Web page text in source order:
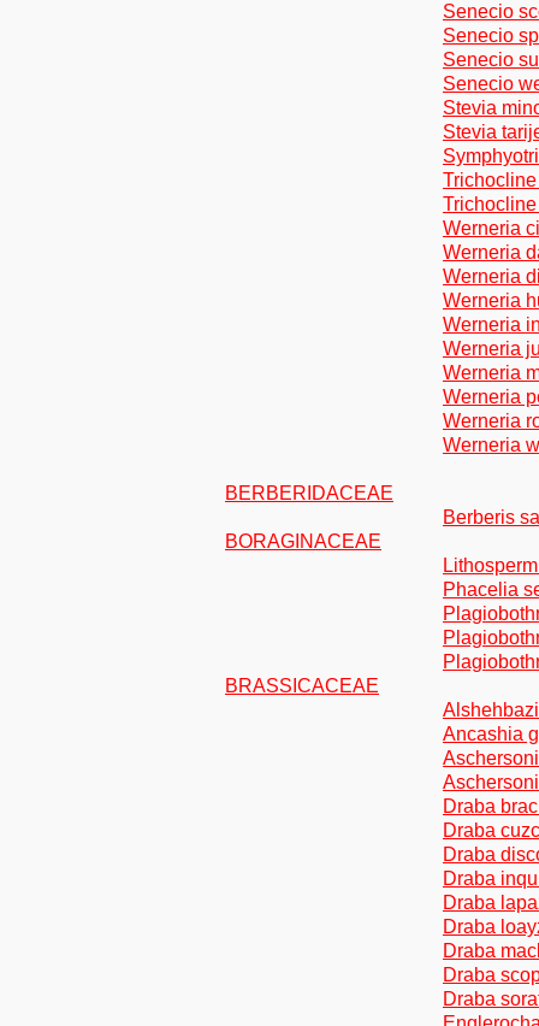
Senecio
Senecio
Senecio
Senecio
Stevia
Stevia
Werneria
Werneria
Werneria
Werneria
Werneria
Werneria
Werneria
Werneria
Werneria
Werneria
BERBERIDACEAE
Berberis
BORAGINACEAE
Phacelia
BRASSICACEAE
Ancashia
Draba
Draba
Draba
Draba
Draba
Draba
Draba
Draba
Draba